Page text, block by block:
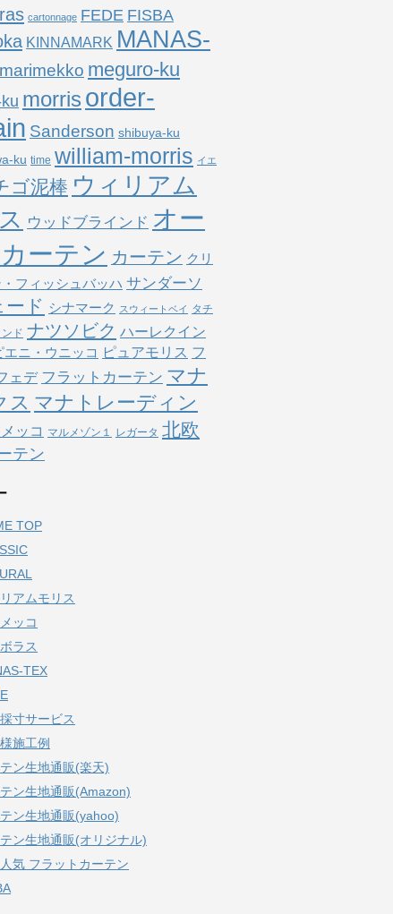
cartonnage FEDE FISBA
KINNAMARK MANAS-
marimekko meguro-ku
morris order-
Sanderson shibuya-ku
ku time william-morris イエ
ゴ泥棒 ウィリアム
ウッドブラインド オー
ーテン カーテン クリ
フィッシュバッハ サンダーソ
ード シナマーク スウィートベイ タチ
ド ナツソビク ハーレクイン
エニ・ウニッコ ピュアモリス フ
ェデ フラットカーテン マナ
ス マナトレーディン
ッコ マルメゾン１ レガータ 北欧
テン
TOP
アムモリス
ッコ
ラス
TEX
寸サービス
施工例
ン生地通販(楽天)
ン生地通販(Amazon)
ン生地通販(yahoo)
ン生地通販(オリジナル)
気 フラットカーテン